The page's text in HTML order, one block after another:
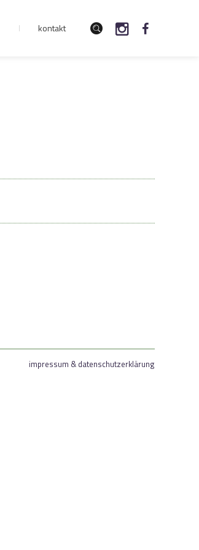
kontakt
impressum & datenschutzerklärung